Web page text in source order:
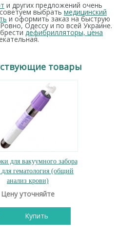
и других предложений очень
выбрать медицинский
и оформить заказ на быструю
Одессу и по всей Украине.
дефибрилляторы, цена
товары
для вакуумного забора
гематология (общий
анализ крови)
Цену уточняйте
Купить